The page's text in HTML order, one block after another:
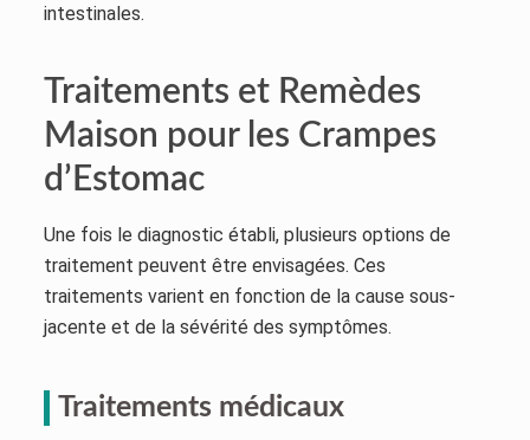
intestinales.
Traitements et Remèdes
Maison pour les Crampes
d’Estomac
Une fois le diagnostic établi, plusieurs options de
traitement peuvent être envisagées. Ces
traitements varient en fonction de la cause sous-
jacente et de la sévérité des symptômes.
Traitements médicaux